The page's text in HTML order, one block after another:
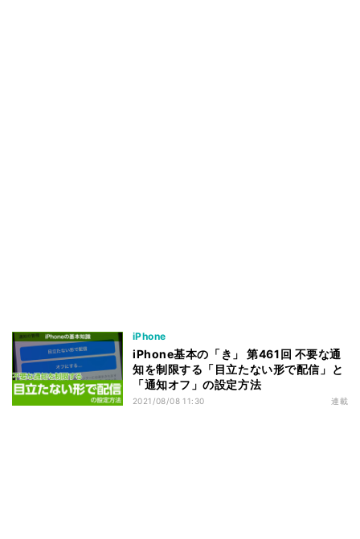
iPhone
iPhone基本の「き」 第461回 不要な通
知を制限する「目立たない形で配信」と
「通知オフ」の設定方法
2021/08/08 11:30 連載